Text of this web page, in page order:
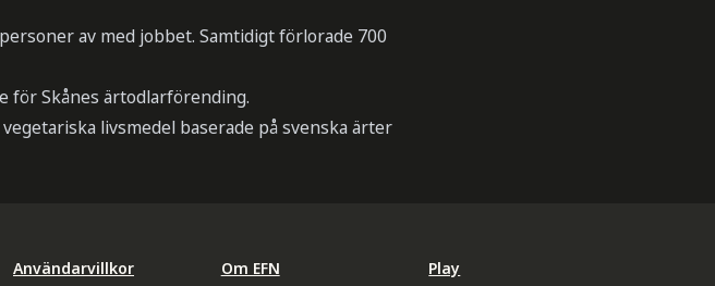
av med jobbet. Samtidigt förlorade 700
för Skånes ärtodlarförending.
livsmedel baserade på svenska ärter
Användarvillkor
Om EFN
Play